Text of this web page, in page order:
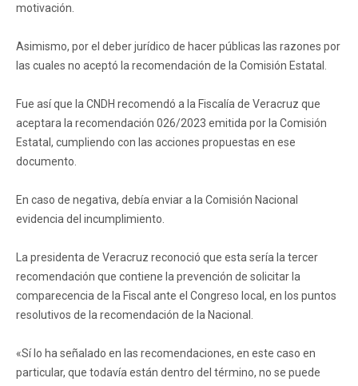
motivación.
Asimismo, por el deber jurídico de hacer públicas las razones por
las cuales no aceptó la recomendación de la Comisión Estatal.
Fue así que la CNDH recomendó a la Fiscalía de Veracruz que
aceptara la recomendación 026/2023 emitida por la Comisión
Estatal, cumpliendo con las acciones propuestas en ese
documento.
En caso de negativa, debía enviar a la Comisión Nacional
evidencia del incumplimiento.
La presidenta de Veracruz reconoció que esta sería la tercer
recomendación que contiene la prevención de solicitar la
comparecencia de la Fiscal ante el Congreso local, en los puntos
resolutivos de la recomendación de la Nacional.
«Sí lo ha señalado en las recomendaciones, en este caso en
particular, que todavía están dentro del término, no se puede